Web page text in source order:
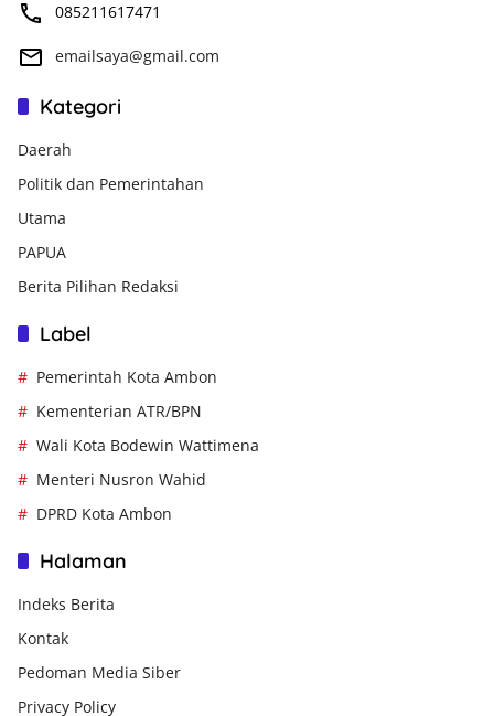
085211617471
emailsaya@gmail.com
Kategori
Daerah
Politik dan Pemerintahan
Utama
PAPUA
Berita Pilihan Redaksi
Label
Pemerintah Kota Ambon
Kementerian ATR/BPN
Wali Kota Bodewin Wattimena
Menteri Nusron Wahid
DPRD Kota Ambon
Halaman
Indeks Berita
Kontak
Pedoman Media Siber
Privacy Policy